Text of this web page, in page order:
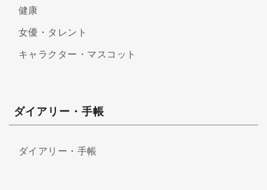
健康
女優・タレント
キャラクター・マスコット
ダイアリー・手帳
ダイアリー・手帳